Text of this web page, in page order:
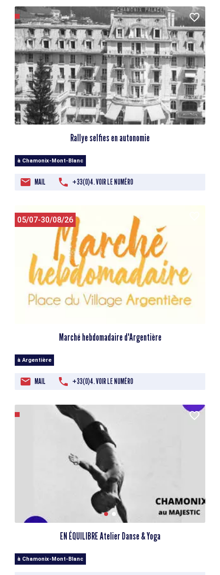
Rallye selfies en autonomie
à Chamonix-Mont-Blanc
MAIL +33(0)4. VOIR LE NUMÉRO
05/07-30/08/26
Marché hebdomadaire d'Argentière
à Argentière
MAIL +33(0)4. VOIR LE NUMÉRO
EN ÉQUILIBRE Atelier Danse & Yoga
à Chamonix-Mont-Blanc